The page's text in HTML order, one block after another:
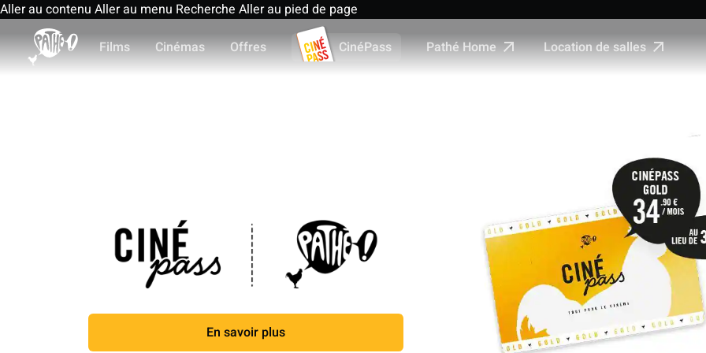
Aller au contenu Aller au menu Recherche Aller au pied de page
Films
Cinémas Offres CinéPass Pathé Home Location de salles
En savoir plus